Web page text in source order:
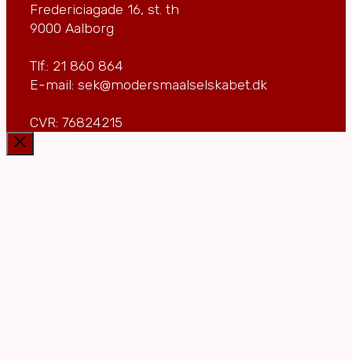
Fredericiagade 16, st. th
9000 Aalborg
Tlf.: 21 860 864
E-mail: sek@modersmaalselskabet.dk
CVR: 76824215
Luk